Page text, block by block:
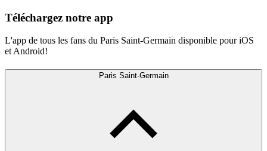
Téléchargez notre app
L'app de tous les fans du Paris Saint-Germain disponible pour iOS
et Android!
Paris Saint-Germain